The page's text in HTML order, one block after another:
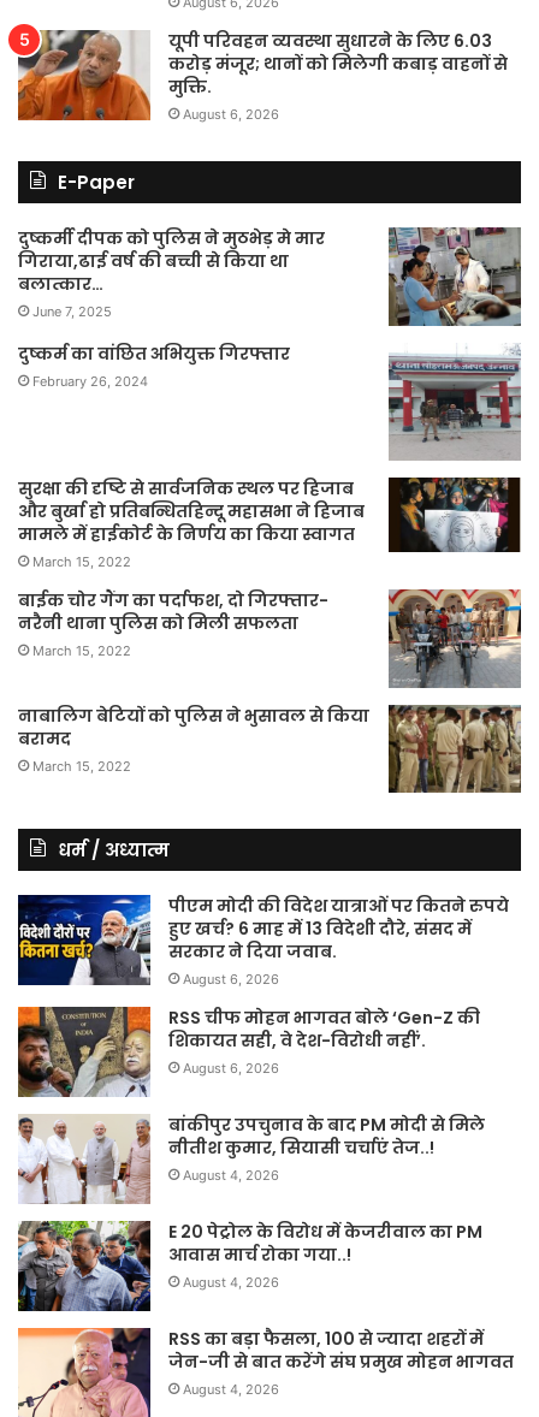
यूपी परिवहन व्यवस्था सुधारने के लिए 6.03
करोड़ मंजूर; थानों को मिलेगी कबाड़ वाहनों से
मुक्ति.
August 6, 2026
E-Paper
दुष्कर्मी दीपक को पुलिस ने मुठभेड़ मे मार
गिराया,ढाई वर्ष की बच्ची से किया था
बलात्कार…
June 7, 2025
दुष्कर्म का वांछित अभियुक्त गिरफ्तार
February 26, 2024
सुरक्षा की दृष्टि से सार्वजनिक स्थल पर हिजाब
और बुर्खा हो प्रतिबन्धितहिन्दू महासभा ने हिजाब
मामले में हाईकोर्ट के निर्णय का किया स्वागत
March 15, 2022
बाईक चोर गैंग का पर्दाफश, दो गिरफ्तार-
नरैनी थाना पुलिस को मिली सफलता
March 15, 2022
नाबालिग बेटियों को पुलिस ने भुसावल से किया
बरामद
March 15, 2022
धर्म / अध्यात्म
पीएम मोदी की विदेश यात्राओं पर कितने रुपये
हुए खर्च? 6 माह में 13 विदेशी दौरे, संसद में
सरकार ने दिया जवाब.
August 6, 2026
RSS चीफ मोहन भागवत बोले ‘Gen-Z की
शिकायत सही, वे देश-विरोधी नहीं’.
August 6, 2026
बांकीपुर उपचुनाव के बाद PM मोदी से मिले
नीतीश कुमार, सियासी चर्चाएं तेज..!
August 4, 2026
E 20 पेट्रोल के विरोध में केजरीवाल का PM
आवास मार्च रोका गया..!
August 4, 2026
RSS का बड़ा फैसला, 100 से ज्यादा शहरों में
जेन-जी से बात करेंगे संघ प्रमुख मोहन भागवत
August 4, 2026